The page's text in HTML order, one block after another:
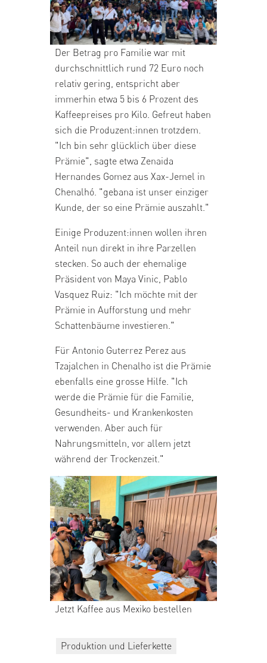
Der Betrag pro Familie war mit
durchschnittlich rund 72 Euro noch
relativ gering, entspricht aber
immerhin etwa 5 bis 6 Prozent des
Kaffeepreises pro Kilo. Gefreut haben
sich die Produzent:innen trotzdem.
"Ich bin sehr glücklich über diese
Prämie", sagte etwa Zenaida
Hernandes Gomez aus Xax-Jemel in
Chenalhó. "gebana ist unser einziger
Kunde, der so eine Prämie auszahlt."
Einige Produzent:innen wollen ihren
Anteil nun direkt in ihre Parzellen
stecken. So auch der ehemalige
Präsident von Maya Vinic, Pablo
Vasquez Ruiz: "Ich möchte mit der
Prämie in Aufforstung und mehr
Schattenbäume investieren."
Für Antonio Guterrez Perez aus
Tzajalchen in Chenalho ist die Prämie
ebenfalls eine grosse Hilfe. "Ich
werde die Prämie für die Familie,
Gesundheits- und Krankenkosten
verwenden. Aber auch für
Nahrungsmitteln, vor allem jetzt
während der Trockenzeit."
Jetzt Kaffee aus Mexiko bestellen
Produktion und Lieferkette